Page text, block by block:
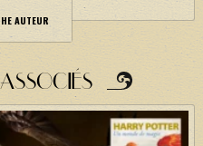
AUTEUR